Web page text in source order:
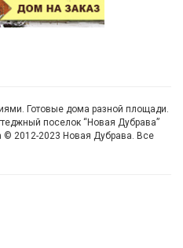
Готовые дома разной площади.
поселок “Новая Дубрава”
© 2012-2023 Новая Дубрава. Все